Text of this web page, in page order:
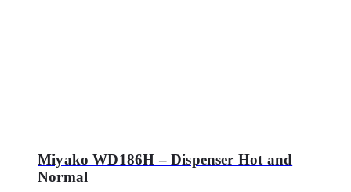
Miyako WD186H – Dispenser Hot and
Normal